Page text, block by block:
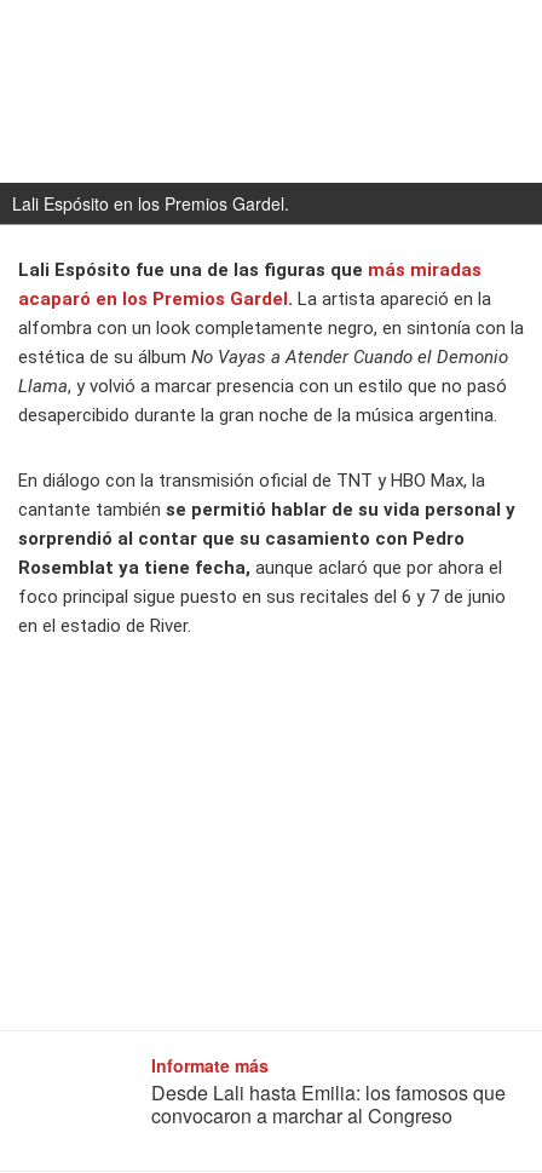
Lali Espósito en los Premios Gardel.
Lali Espósito fue una de las figuras que más miradas
acaparó en los Premios Gardel. La artista apareció en la
alfombra con un look completamente negro, en sintonía con la
estética de su álbum No Vayas a Atender Cuando el Demonio
Llama, y volvió a marcar presencia con un estilo que no pasó
desapercibido durante la gran noche de la música argentina.
En diálogo con la transmisión oficial de TNT y HBO Max, la
cantante también se permitió hablar de su vida personal y
sorprendió al contar que su casamiento con Pedro
Rosemblat ya tiene fecha, aunque aclaró que por ahora el
foco principal sigue puesto en sus recitales del 6 y 7 de junio
en el estadio de River.
Informate más
Desde Lali hasta Emilia: los famosos que
convocaron a marchar al Congreso